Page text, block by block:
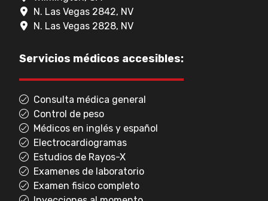
N. Las Vegas 2842, NV
N. Las Vegas 2828, NV
Servicios médicos accesibles:
Consulta médica general
Control de peso
Médicos en inglés y español
Electrocardiogramas
Estudios de Rayos-X
Examenes de laboratorio
Examen fisico completo